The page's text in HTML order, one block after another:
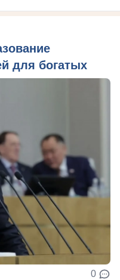
для богатых
0